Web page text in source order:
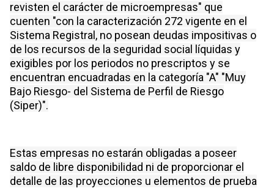
revisten el carácter de microempresas" que
cuenten "con la caracterización 272 vigente en el
Sistema Registral, no posean deudas impositivas o
de los recursos de la seguridad social líquidas y
exigibles por los periodos no prescriptos y se
encuentran encuadradas en la categoría "A" "Muy
Bajo Riesgo- del Sistema de Perfil de Riesgo
(Siper)".
Estas empresas no estarán obligadas a poseer
saldo de libre disponibilidad ni de proporcionar el
detalle de las proyecciones u elementos de prueba